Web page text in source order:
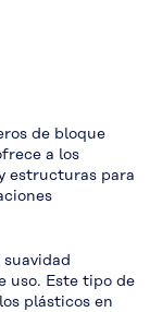
de bloque
a los
estructuras para
suavidad
uso. Este tipo de
plásticos en